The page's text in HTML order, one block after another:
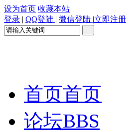
设为首页 收藏本站
登录 | QQ登陆 | 微信登陆 |立即注册
首页首页
论坛BBS